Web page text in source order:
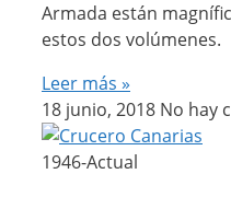
Armada están
estos dos volúmenes.
Leer más »
18 junio, 2018 No hay
1946-Actual